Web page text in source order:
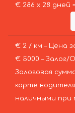
€ 286 х 28 дней
€ 2 / км – Цена
€ 5000 –
Залоговая
карте
наличными при